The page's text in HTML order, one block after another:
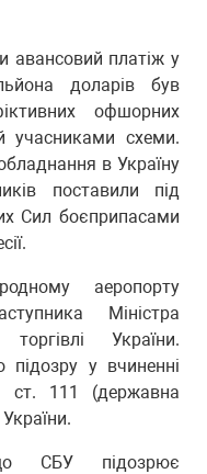
авансовий платіж у
доларів був
офшорних
учасниками схеми.
в Україну
поставили під
Сил боєприпасами
аеропорту
Міністра
України.
у вчиненні
ст. 111 (державна
СБУ підозрює